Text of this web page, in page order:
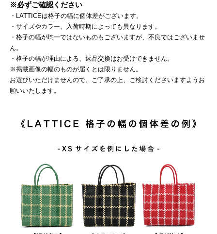
※必ずご確認ください
・LATTICEは格子の幅に個体差がございます。
・サイズやカラー、入荷時期によっても異なります。
・格子の幅が均一ではないものもございますが、不良ではございませ
ん。
・格子の幅が理由による、返品交換はお受けできません。
※掲載画像の幅のものが届くとは限りません。
お選びいただけませんので、ご了承の上、ご検討くださいますようお
願いいたします。